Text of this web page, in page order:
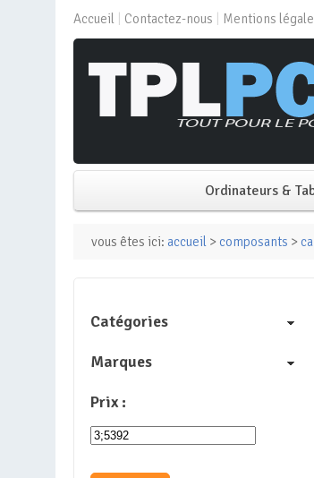
Accueil Contactez-nous Mentions
Ordinateurs &
PC de bureau
Mini PC
PC Tout-en-un
vous êtes ici: accueil > composants >
Catégories
Marques
Prix :